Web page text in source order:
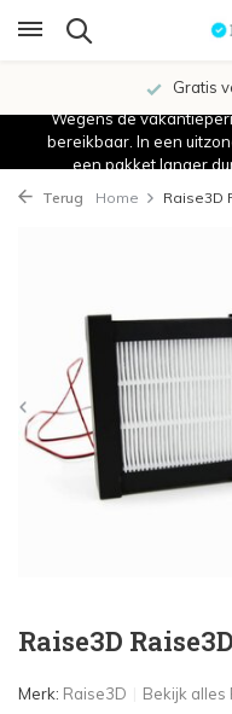
Gratis
Wegens de
bereikbaar. In een
een pakket langer
Terug Home Raise3D
Raise3D
Merk: Raise3D Bekijk alles